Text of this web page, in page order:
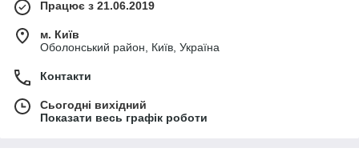
Працює з 21.06.2019
м. Київ
Оболонський район, Київ, Україна
Контакти
Сьогодні вихідний
Показати весь графік роботи